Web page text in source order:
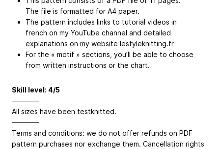
The file is formatted for A4 paper.
The pattern includes links to tutorial videos in
french on my YouTube channel and detailed
explanations on my website lestyleknitting.fr
For the « motif » sections, you’ll be able to choose
from written instructions or the chart.
Skill level: 4/5
————
All sizes have been testknitted.
————
Terms and conditions: we do not offer refunds on PDF
pattern purchases nor exchange them. Cancellation rights